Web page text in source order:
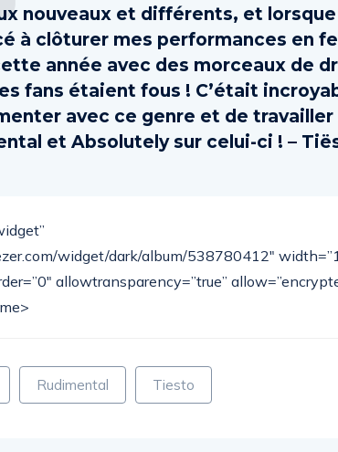
nouveaux et différents, et lorsque
à clôturer mes performances en
année avec des morceaux de
fans étaient fous ! C’était
avec ce genre et de travailler
et Absolutely sur celui-ci ! –
widget/dark/album/538780412″
allowtransparency=”true”
Rudimental Tiesto